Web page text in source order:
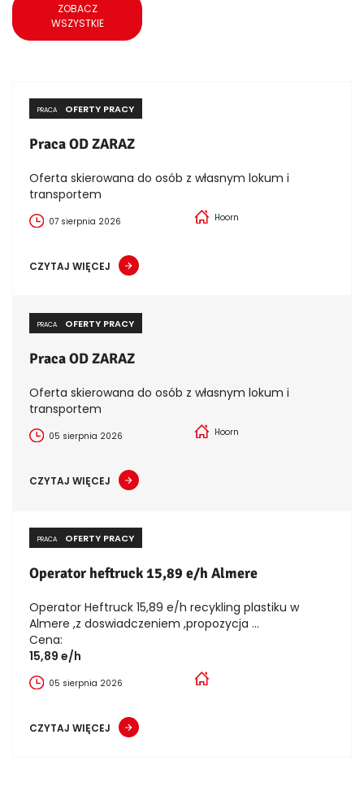
ZOBACZ
WSZYSTKIE
PRACA OFERTY PRACY
Praca OD ZARAZ
Oferta skierowana do osób z własnym lokum i
transportem
07 sierpnia 2026 Hoorn
CZYTAJ WIĘCEJ
PRACA OFERTY PRACY
Praca OD ZARAZ
Oferta skierowana do osób z własnym lokum i
transportem
05 sierpnia 2026 Hoorn
CZYTAJ WIĘCEJ
PRACA OFERTY PRACY
Operator heftruck 15,89 e/h Almere
Operator Heftruck 15,89 e/h recykling plastiku w
Almere ,z doswiadczeniem ,propozycja ...
Cena:
15,89 e/h
05 sierpnia 2026
CZYTAJ WIĘCEJ